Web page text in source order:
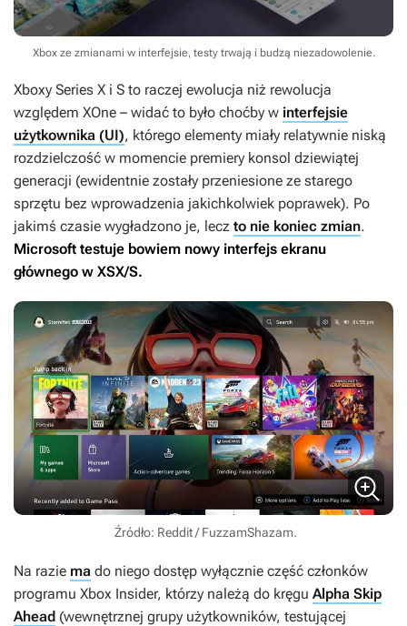
Xbox ze zmianami w interfejsie, testy trwają i budzą niezadowolenie.
Xboxy Series X i S to raczej ewolucja niż rewolucja
względem XOne – widać to było choćby w interfejsie
użytkownika (UI), którego elementy miały relatywnie niską
rozdzielczość w momencie premiery konsol dziewiątej
generacji (ewidentnie zostały przeniesione ze starego
sprzętu bez wprowadzenia jakichkolwiek poprawek). Po
jakimś czasie wygładzono je, lecz to nie koniec zmian.
Microsoft testuje bowiem nowy interfejs ekranu
głównego w XSX/S.
Źródło: Reddit / FuzzamShazam.
Na razie ma do niego dostęp wyłącznie część członków
programu Xbox Insider, którzy należą do kręgu Alpha Skip
Ahead (wewnętrznej grupy użytkowników, testującej